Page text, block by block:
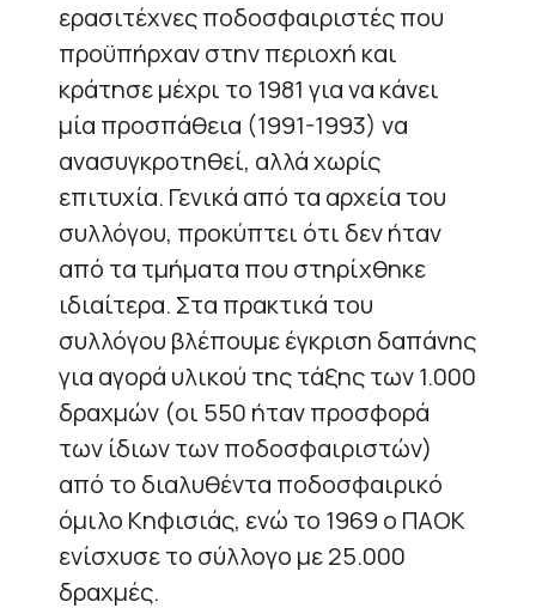
ερασιτέχνες ποδοσφαιριστές που
προϋπήρχαν στην περιοχή και
κράτησε μέχρι το 1981 για να κάνει
μία προσπάθεια (1991-1993) να
ανασυγκροτηθεί, αλλά χωρίς
επιτυχία. Γενικά από τα αρχεία του
συλλόγου, προκύπτει ότι δεν ήταν
από τα τμήματα που στηρίχθηκε
ιδιαίτερα. Στα πρακτικά του
συλλόγου βλέπουμε έγκριση δαπάνης
για αγορά υλικού της τάξης των 1.000
δραχμών (οι 550 ήταν προσφορά
των ίδιων των ποδοσφαιριστών)
από το διαλυθέντα ποδοσφαιρικό
όμιλο Κηφισιάς, ενώ το 1969 ο ΠΑΟΚ
ενίσχυσε το σύλλογο με 25.000
δραχμές.